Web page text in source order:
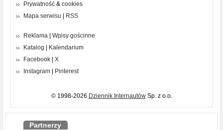
Prywatność & cookies
Mapa serwisu
RSS
Reklama
Wpisy gościnne
Katalog
Kalendarium
Facebook
X
Instagram
Pinterest
© 1998-2026 Dziennik InternautówSp. z o.o.
Partnerzy